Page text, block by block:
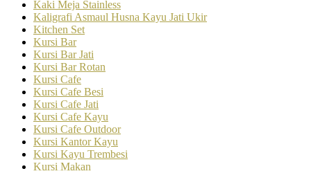
Kaki Meja Stainless
Kaligrafi Asmaul Husna Kayu Jati Ukir
Kitchen Set
Kursi Bar
Kursi Bar Jati
Kursi Bar Rotan
Kursi Cafe
Kursi Cafe Besi
Kursi Cafe Jati
Kursi Cafe Kayu
Kursi Cafe Outdoor
Kursi Kantor Kayu
Kursi Kayu Trembesi
Kursi Makan